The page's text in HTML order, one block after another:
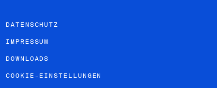
DATENSCHUTZ
IMPRESSUM
DOWNLOADS
COOKIE-EINSTELLUNGEN